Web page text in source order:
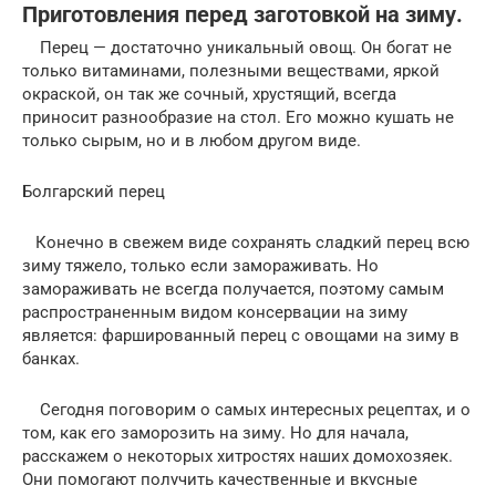
Приготовления перед заготовкой на зиму.
Перец — достаточно уникальный овощ. Он богат не
только витаминами, полезными веществами, яркой
окраской, он так же сочный, хрустящий, всегда
приносит разнообразие на стол. Его можно кушать не
только сырым, но и в любом другом виде.
Болгарский перец
Конечно в свежем виде сохранять сладкий перец всю
зиму тяжело, только если замораживать. Но
замораживать не всегда получается, поэтому самым
распространенным видом консервации на зиму
является: фаршированный перец с овощами на зиму в
банках.
Сегодня поговорим о самых интересных рецептах, и о
том, как его заморозить на зиму. Но для начала,
расскажем о некоторых хитростях наших домохозяек.
Они помогают получить качественные и вкусные